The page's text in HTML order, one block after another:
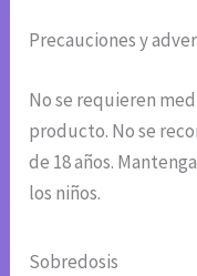
Precauciones y
No se requieren
producto. No se
de 18 años.
los niños.
Sobredosis